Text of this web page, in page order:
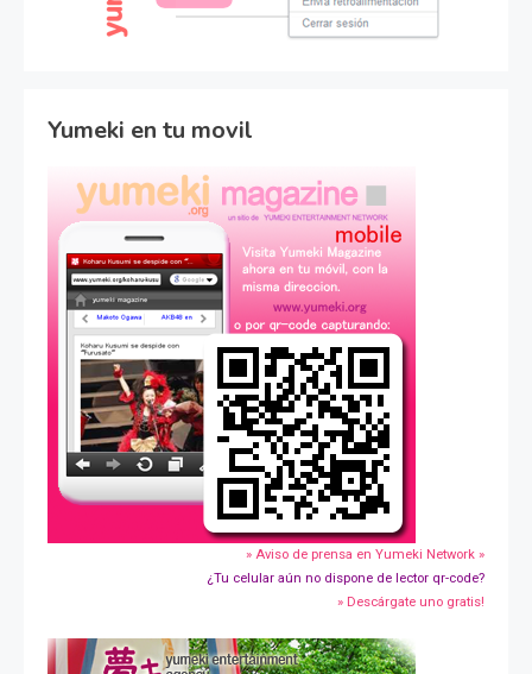
Yumeki en tu movil
» Aviso de prensa en Yumeki Network »
¿Tu celular aún no dispone de lector qr-code?
» Descárgate uno gratis!